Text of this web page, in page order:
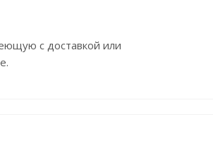
с доставкой или